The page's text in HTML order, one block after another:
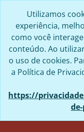
Utilizamos
experiência,
como você
conteúdo. Ao
o uso de cookies.
a Política de
https://